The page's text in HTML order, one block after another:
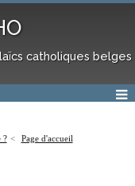
catholiques belges
? Page d'accueil